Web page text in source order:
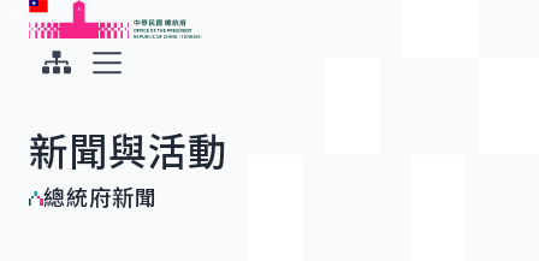
跳到主要內容
中華民國總統府
新聞與活動
總統府新聞